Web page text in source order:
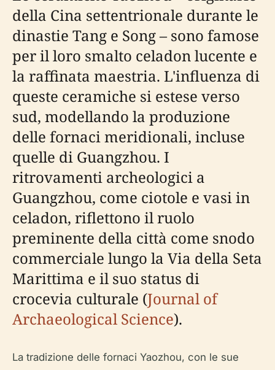
della Cina settentrionale durante le
dinastie Tang e Song – sono famose
per il loro smalto celadon lucente e
la raffinata maestria. L'influenza di
queste ceramiche si estese verso
sud, modellando la produzione
delle fornaci meridionali, incluse
quelle di Guangzhou. I
ritrovamenti archeologici a
Guangzhou, come ciotole e vasi in
celadon, riflettono il ruolo
preminente della città come snodo
commerciale lungo la Via della Seta
Marittima e il suo status di
crocevia culturale (Journal of
Archaeological Science).
La tradizione delle fornaci Yaozhou, con le sue